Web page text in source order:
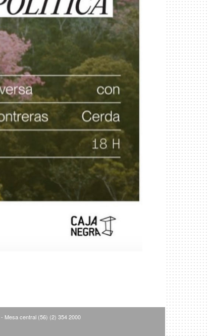
- Mesa central (56) (2) 354 2000